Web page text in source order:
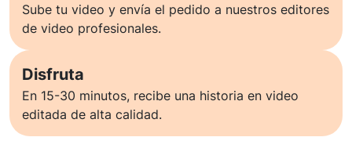
Sube tu video y envía el pedido a nuestros editores
de video profesionales.
Disfruta
En 15-30 minutos, recibe una historia en video
editada de alta calidad.